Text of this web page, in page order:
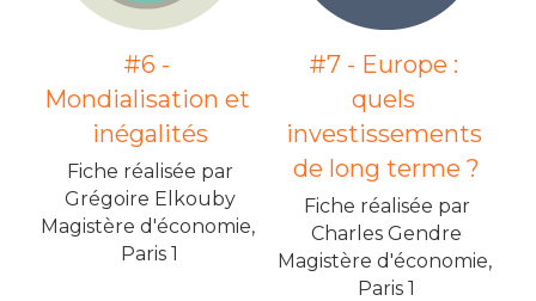
#6 -
Mondialisation et
inégalités
Fiche réalisée par
Grégoire Elkouby
Magistère d'économie,
Paris 1
#7 - Europe :
quels
investissements
de long terme ?
Fiche réalisée par
Charles Gendre
Magistère d'économie,
Paris 1